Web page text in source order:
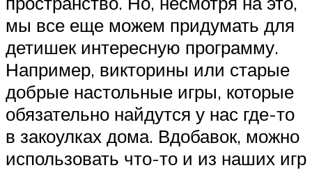
мы все еще можем придумать для
детишек интересную программу.
Например, викторины или старые
добрые настольные игры, которые
обязательно найдутся у нас где-то
в закоулках дома. Вдобавок, можно
использовать что-то и из наших игр